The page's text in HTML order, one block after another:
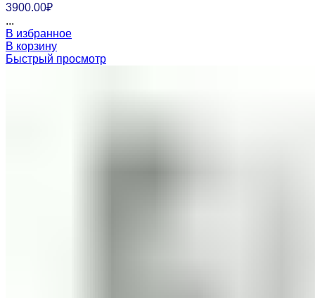
3900.00₽
...
В избранное
В корзину
Быстрый просмотр